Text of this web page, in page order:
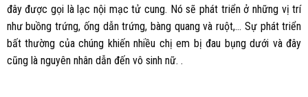
đây được gọi là lạc nội mạc tử cung. Nó sẽ phát triển ở những vị trí
như buồng trứng, ống dẫn trứng, bàng quang và ruột,… Sự phát triển
bất thường của chúng khiến nhiều chị em bị đau bụng dưới và đây
cũng là nguyên nhân dẫn đến vô sinh nữ. .